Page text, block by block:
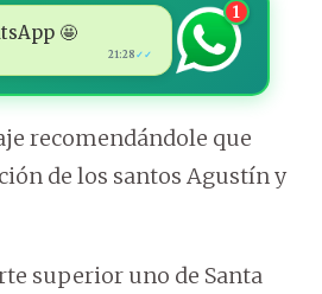
🤩
21:28 ✓✓
1
recomendándole que
de los santos Agustín y
superior uno de Santa